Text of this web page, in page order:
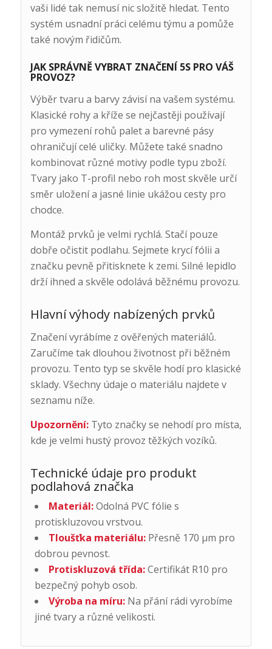
vaši lidé tak nemusí nic složitě hledat. Tento
systém usnadní práci celému týmu a pomůže
také novým řidičům.
JAK SPRÁVNĚ VYBRAT ZNAČENÍ 5S PRO VÁŠ
PROVOZ?
Výběr tvaru a barvy závisí na vašem systému.
Klasické rohy a kříže se nejčastěji používají
pro vymezení rohů palet a barevné pásy
ohraničují celé uličky. Můžete také snadno
kombinovat různé motivy podle typu zboží.
Tvary jako T-profil nebo roh most skvěle určí
směr uložení a jasné linie ukážou cesty pro
chodce.
Montáž prvků je velmi rychlá. Stačí pouze
dobře očistit podlahu. Sejmete krycí fólii a
značku pevně přitisknete k zemi. Silné lepidlo
drží ihned a skvěle odolává běžnému provozu.
Hlavní výhody nabízených prvků
Značení vyrábíme z ověřených materiálů.
Zaručíme tak dlouhou životnost při běžném
provozu. Tento typ se skvěle hodí pro klasické
sklady. Všechny údaje o materiálu najdete v
seznamu níže.
Upozornění:Tyto značky se nehodí pro místa,
kde je velmi hustý provoz těžkých vozíků.
Technické údaje pro produkt
podlahová značka
Materiál:Odolná PVC fólie s
protiskluzovou vrstvou.
Tloušťka materiálu:Přesně 170 μm pro
dobrou pevnost.
Protiskluzová třída:Certifikát R10 pro
bezpečný pohyb osob.
Výroba na míru:Na přání rádi vyrobíme
jiné tvary a různé velikosti.